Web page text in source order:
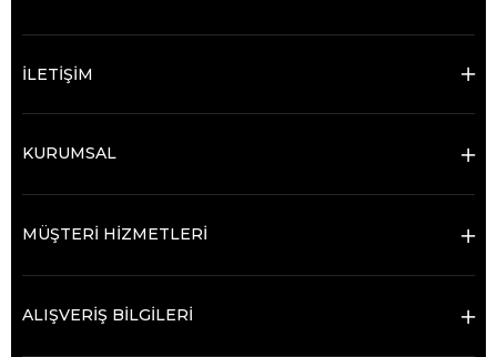
İLETİŞİM
KURUMSAL
MÜŞTERİ HİZMETLERİ
ALIŞVERİŞ BİLGİLERİ